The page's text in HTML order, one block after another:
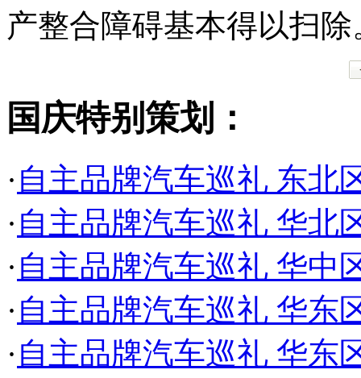
产整合障碍基本得以扫除
国庆特别策划：
· 自主品牌汽车巡礼 东北
· 自主品牌汽车巡礼 华北
· 自主品牌汽车巡礼 华中
· 自主品牌汽车巡礼 华东
· 自主品牌汽车巡礼 华东